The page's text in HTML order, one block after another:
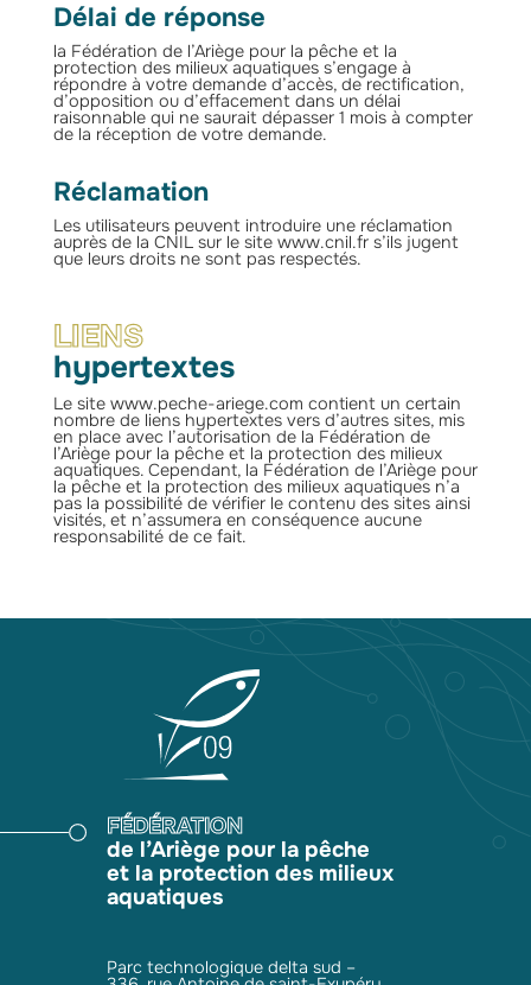
Délai de réponse
la Fédération de l’Ariège pour la pêche et la
protection des milieux aquatiques s’engage à
répondre à votre demande d’accès, de rectification,
d’opposition ou d’effacement dans un délai
raisonnable qui ne saurait dépasser 1 mois à compter
de la réception de votre demande.
Réclamation
Les utilisateurs peuvent introduire une réclamation
auprès de la CNIL sur le site www.cnil.fr s’ils jugent
que leurs droits ne sont pas respectés.
LIENS
hypertextes
Le site www.peche-ariege.com contient un certain
nombre de liens hypertextes vers d’autres sites, mis
en place avec l’autorisation de la Fédération de
l’Ariège pour la pêche et la protection des milieux
aquatiques. Cependant, la Fédération de l’Ariège pour
la pêche et la protection des milieux aquatiques n’a
pas la possibilité de vérifier le contenu des sites ainsi
visités, et n’assumera en conséquence aucune
responsabilité de ce fait.
FÉDÉRATION
de l’Ariège pour la pêche
et la protection des milieux
aquatiques
Parc technologique delta sud –